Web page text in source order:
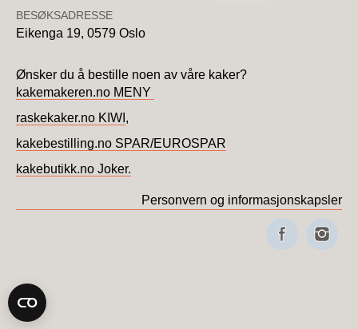
BESØKSADRESSE
Eikenga 19, 0579 Oslo
Ønsker du å bestille noen av våre kaker?
kakemakeren.no MENY
raskekaker.no KIWI ,
kakebestilling.no SPAR/EUROSPAR
kakebutikk.no Joker.
Personvern og informasjonskapsler